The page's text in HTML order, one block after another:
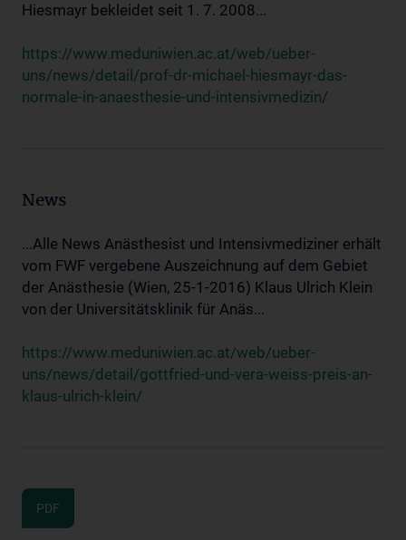
Hiesmayr bekleidet seit 1. 7. 2008...
https://www.meduniwien.ac.at/web/ueber-
uns/news/detail/prof-dr-michael-hiesmayr-das-
normale-in-anaesthesie-und-intensivmedizin/
News
...Alle News Anästhesist und Intensivmediziner erhält
vom FWF vergebene Auszeichnung auf dem Gebiet
der Anästhesie (Wien, 25-1-2016) Klaus Ulrich Klein
von der Universitätsklinik für Anäs...
https://www.meduniwien.ac.at/web/ueber-
uns/news/detail/gottfried-und-vera-weiss-preis-an-
klaus-ulrich-klein/
PDF